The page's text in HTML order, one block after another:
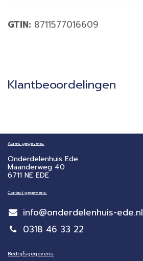
GTIN: 8711577016609
Klantbeoordelingen
Adres gegevens:
Onderdelenhuis Ede
Maanderweg 40
6711 NE EDE
Contact gegevens:
info@onderdelenhuis-ede.nl
0318 46 33 22
Bedrijfsgegevens: